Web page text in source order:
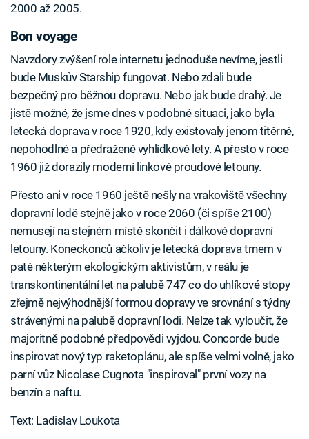
2000 až 2005.
Bon voyage
Navzdory zvýšení role internetu jednoduše nevíme, jestli
bude Muskův Starship fungovat. Nebo zdali bude
bezpečný pro běžnou dopravu. Nebo jak bude drahý. Je
jistě možné, že jsme dnes v podobné situaci, jako byla
letecká doprava v roce 1920, kdy existovaly jenom titěrné,
nepohodlné a předražené vyhlídkové lety. A přesto v roce
1960 již dorazily moderní linkové proudové letouny.
Přesto ani v roce 1960 ještě nešly na vrakoviště všechny
dopravní lodě stejně jako v roce 2060 (či spíše 2100)
nemusejí na stejném místě skončit i dálkové dopravní
letouny. Koneckonců ačkoliv je letecká doprava trnem v
patě některým ekologickým aktivistům, v reálu je
transkontinentální let na palubě 747 co do uhlíkové stopy
zřejmě nejvýhodnější formou dopravy ve srovnání s týdny
strávenými na palubě dopravní lodi. Nelze tak vyloučit, že
majoritně podobné předpovědi vyjdou. Concorde bude
inspirovat nový typ raketoplánu, ale spíše velmi volně, jako
parní vůz Nicolase Cugnota "inspiroval" první vozy na
benzín a naftu.
Text: Ladislav Loukota